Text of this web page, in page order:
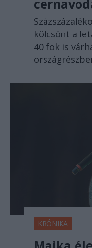
kölcsönt a
40 fok is
KRÓNIKA